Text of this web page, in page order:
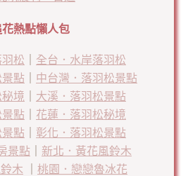
熱點懶人包
松
全台．水岸落羽松
點
中台灣．落羽松景點
境
大溪．落羽松景點
點
花蓮．落羽松秘境
點
彰化．落羽松景點
景點
新北．黃花風鈴木
木
桃園．戀戀魯冰花